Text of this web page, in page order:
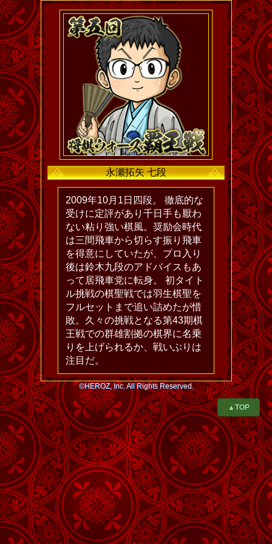
永瀬拓矢 七段
2009年10月1日四段。 徹底的な
受けに定評があり千日手も厭わ
ない粘り強い棋風。奨励会時代
は三間飛車から切らす振り飛車
を得意にしていたが、プロ入り
後は鈴木九段のアドバイスもあ
って居飛車党に転身。 初タイト
ル挑戦の棋聖戦では羽生棋聖を
フルセットまで追い詰めたが惜
敗。久々の挑戦となる第43期棋
王戦での群雄割拠の棋界に名乗
りを上げられるか、戦いぶりは
注目だ。
©HEROZ, Inc. All Rights Reserved.
▲TOP